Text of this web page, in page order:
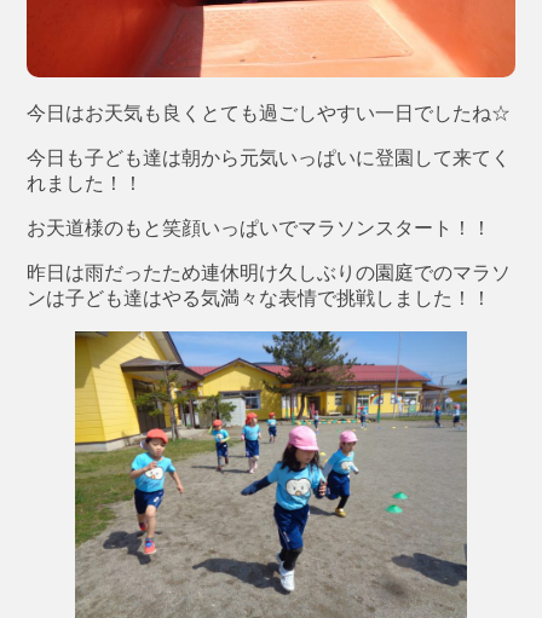
今日はお天気も良くとても過ごしやすい一日でしたね☆
今日も子ども達は朝から元気いっぱいに登園して来てく
れました！！
お天道様のもと笑顔いっぱいでマラソンスタート！！
昨日は雨だったため連休明け久しぶりの園庭でのマラソ
ンは子ども達はやる気満々な表情で挑戦しました！！